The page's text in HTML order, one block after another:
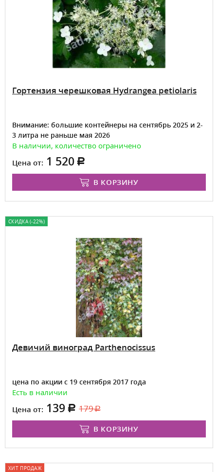
Гортензия черешковая Hydrangea petiolaris
Внимание: большие контейнеры на сентябрь 2025 и 2-
3 литра не раньше мая 2026
В наличии, количество ограничено
Цена от: 1 520
В КОРЗИНУ
СКИДКА (-22%)
Девичий виноград Parthenocissus
цена по акции с 19 сентября 2017 года
Есть в наличии
Цена от: 139 179
В КОРЗИНУ
ХИТ ПРОДАЖ